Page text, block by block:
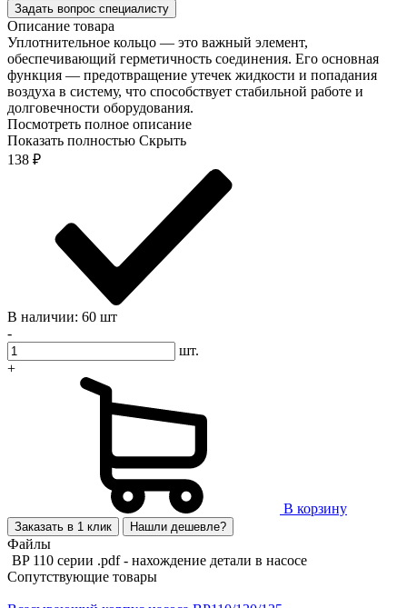
Задать вопрос специалисту
Описание товара
Уплотнительное кольцо — это важный элемент,
обеспечивающий герметичность соединения. Его основная
функция — предотвращение утечек жидкости и попадания
воздуха в систему, что способствует стабильной работе и
долговечности оборудования.
Посмотреть полное описание
Показать полностью Скрыть
138 ₽
В наличии: 60 шт
-
шт.
+
В корзину
Заказать в 1 клик Нашли дешевле?
Файлы
BP 110 серии .pdf - нахождение детали в насосе
Сопутствующие товары